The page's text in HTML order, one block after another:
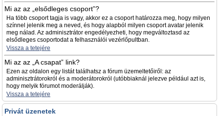
Mi az az „elsődleges csoport”?
Ha több csoport tagja is vagy, akkor ez a csoport határozza meg, hogy milyen
színnel jelenik meg a neved, és hogy alapból milyen csoport avatar jelenik
meg nálad. Az adminisztrátor engedélyezheti, hogy megváltoztasd az
elsődleges csoportodat a felhasználói vezérlőpultban.
Vissza a tetejére
Mi az az „A csapat” link?
Ezen az oldalon egy listát találhatsz a fórum üzemeltetőiről: az
adminisztrátorokról és a moderátorokról (utóbbiaknál jelezve például azt is,
hogy melyik fórumot moderálják).
Vissza a tetejére
Privát üzenetek